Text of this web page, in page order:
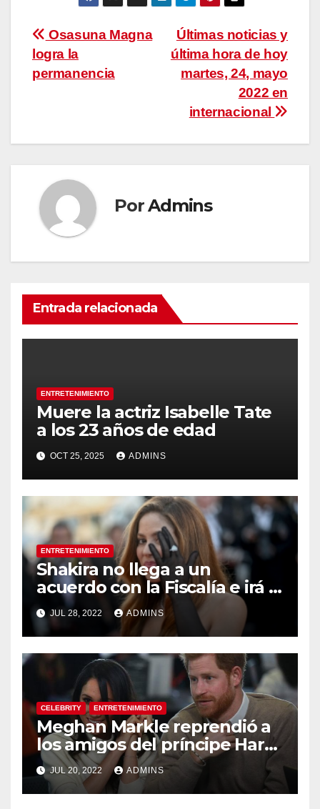
Navegación
de
Últimas noticias y
última hora de hoy
martes, 24, mayo
2022 en
internacional
Osasuna Magna
logra la
permanencia
PorAdmins
Entrada relacionada
ENTRETENIMIENTO
Muere la actriz Isabelle Tate
a los 23 años de edad
OCT 25, 2025 ADMINS
ENTRETENIMIENTO
Shakira no llega a un
acuerdo con la Fiscalía e irá a
juicio en España por
presunta evasión fiscal
JUL 28, 2022 ADMINS
CELEBRITY ENTRETENIMIENTO
Meghan Markle reprendió a
los amigos del príncipe Harry
porque no le gustaban sus
bromas, afirma el biógrafo
real
JUL 20, 2022 ADMINS